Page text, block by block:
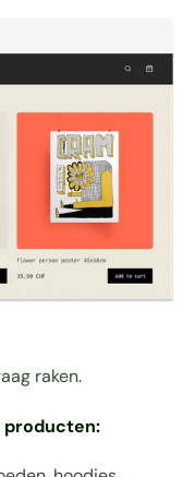
raken.
producten: